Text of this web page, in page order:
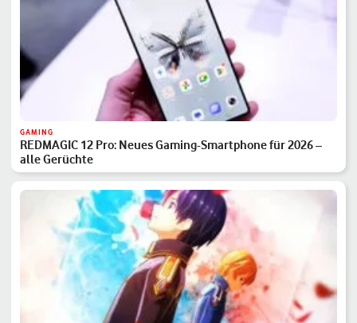
GAMING
REDMAGIC 12 Pro: Neues Gaming-Smartphone für 2026 –
alle Gerüchte